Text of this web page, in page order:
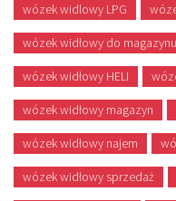
wózek widlowy LPG
wózek widłowy do magazynu
wózek widłowy HELI
wózek widłowy magazyn
wózek widłowy najem
wózek widłowy sprzedaż